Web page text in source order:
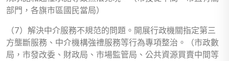
部門，各旗市區國民當局）
（7）解決中介服務不規范的問題。開展行政機關指定第三
方壟斷服務、中介機構強禮服務等行為專項整治。（市政數
局，市發改委、財政局、市場監管局、公共資源買賣中間等